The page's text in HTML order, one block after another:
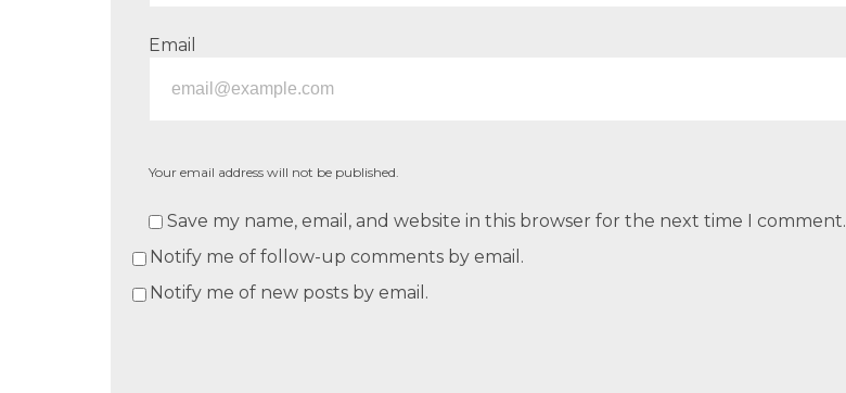
Email
Your email address will not be published.
Save my name, email, and website in this browser for the next time I comment.
Notify me of follow-up comments by email.
Notify me of new posts by email.